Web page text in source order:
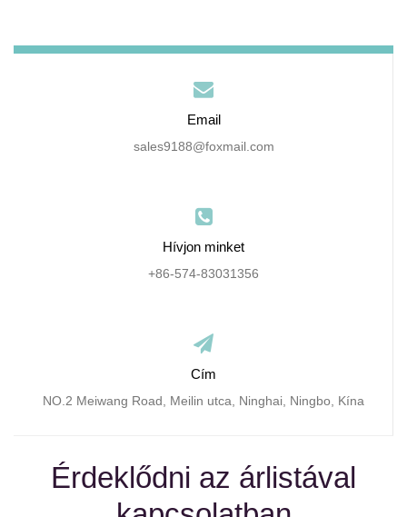
Email
sales9188@foxmail.com
Hívjon minket
+86-574-83031356
Cím
NO.2 Meiwang Road, Meilin utca, Ninghai, Ningbo, Kína
Érdeklődni az árlistával